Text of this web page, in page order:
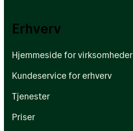
Erhverv
Hjemmeside for virksomheder
Kundeservice for erhverv
Tjenester
Priser